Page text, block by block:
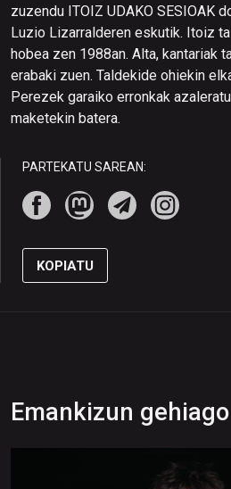
zuzendu ITOIZ UDAKO SESIOAK
Luzio Lizarralderen eskutik. Itoiz
hobea zen 1988an. Alta, kantariak
erabaki zuen. Taldekide ohiekin
Perezek garaiko erronkak
maketekin batera.
PARTEKATU SAREAN:
KOPIATU
Emankizun gehiago